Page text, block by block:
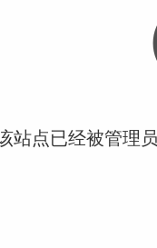
站点已经被管理